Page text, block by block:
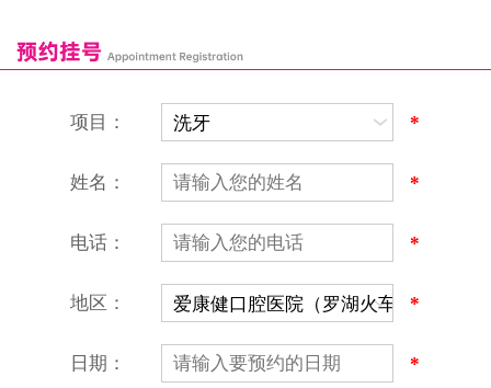
深圳爱康健口腔医院
康辉口腔门诊部
富康口腔门诊部
富港口腔诊所项目： *
姓名： *
电话： *
地区： *
日期： *